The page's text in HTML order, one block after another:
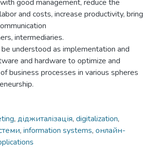
good management, reduce the
and costs, increase productivity, bring
intermediaries.
understood as implementation and
and hardware to optimize and
business processes in various spheres
, діджиталізація, digitalization,
, information systems, онлайн-